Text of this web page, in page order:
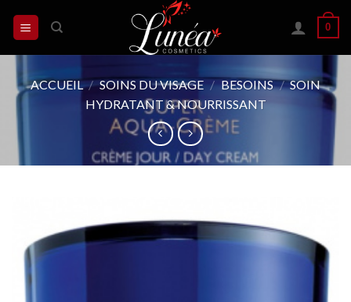
0
ACCUEIL / SOINS DU VISAGE / BESOINS / SOIN
HYDRATANT & NOURRISSANT